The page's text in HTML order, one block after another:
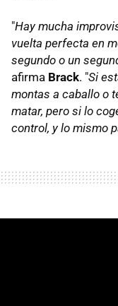
"Hay mucha
vuelta perfecta en
segundo o un
afirma Brack. "Si
montas a caballo o
matar, pero si lo
control, y lo mismo